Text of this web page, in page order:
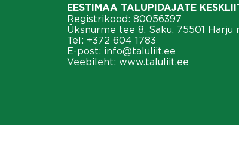
EESTIMAA TALUPIDAJATE
Registrikood: 80056397
Üksnurme tee 8, Saku, 75501 Harju
Tel: +372 604 1783
E-post: info@taluliit.ee
Veebileht: www.taluliit.ee